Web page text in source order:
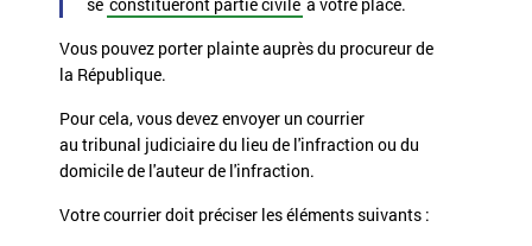
Vous pouvez porter plainte auprès du procureur de
la République.
Pour cela, vous devez envoyer un courrier
au tribunal judiciaire du lieu de l'infraction ou du
domicile de l'auteur de l'infraction.
Votre courrier doit préciser les éléments suivants :